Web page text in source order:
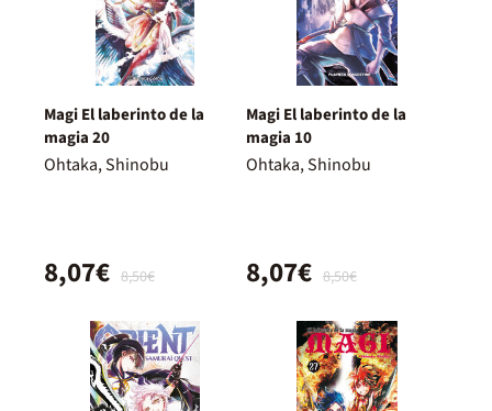
Magi El laberinto de la
magia 20
Ohtaka, Shinobu
8,50€
8,07€
Magi El laberinto de la
magia 10
Ohtaka, Shinobu
8,50€
8,07€